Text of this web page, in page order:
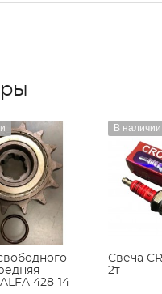
428-14
Свеча
2т
В наличии